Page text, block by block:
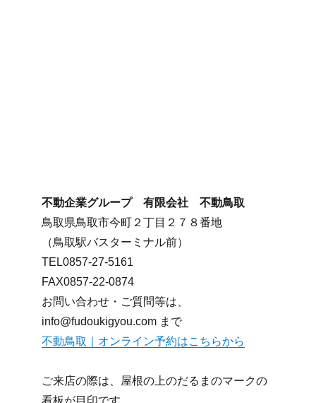
不動企業グループ 有限会社 不動鳥取
鳥取県鳥取市今町２丁目２７８番地
（鳥取駅バスターミナル前）
TEL0857-27-5161
FAX0857-22-0874
お問い合わせ・ご質問等は、
info@fudoukigyou.com まで
不動鳥取｜オンライン予約はこちらから
ご来店の際は、屋根の上のだるまのマークの